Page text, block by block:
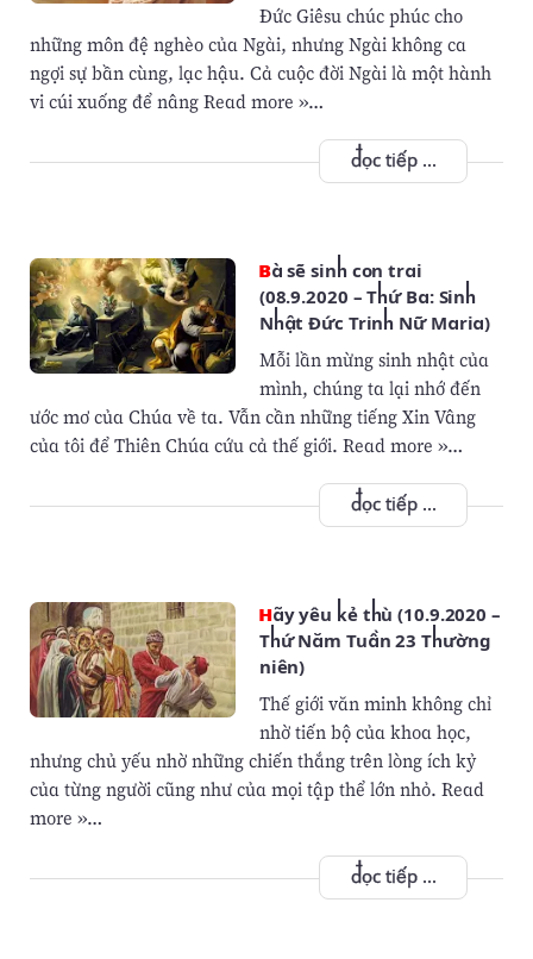
Đức Giêsu chúc phúc cho
những môn đệ nghèo của Ngài, nhưng Ngài không ca
ngợi sự bần cùng, lạc hậu. Cả cuộc đời Ngài là một hành
vi cúi xuống để nâng Read more »…
đọc tiếp ...
Bà sẽ sinh con trai
(08.9.2020 – Thứ Ba: Sinh
Nhật Đức Trinh Nữ Maria)
Mỗi lần mừng sinh nhật của
mình, chúng ta lại nhớ đến
ước mơ của Chúa về ta. Vẫn cần những tiếng Xin Vâng
của tôi để Thiên Chúa cứu cả thế giới. Read more »…
đọc tiếp ...
Hãy yêu kẻ thù (10.9.2020 –
Thứ Năm Tuần 23 Thường
niên)
Thế giới văn minh không chỉ
nhờ tiến bộ của khoa học,
nhưng chủ yếu nhờ những chiến thắng trên lòng ích kỷ
của từng người cũng như của mọi tập thể lớn nhỏ. Read
more »…
đọc tiếp ...